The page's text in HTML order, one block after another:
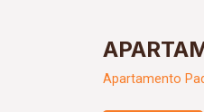
Apartamento